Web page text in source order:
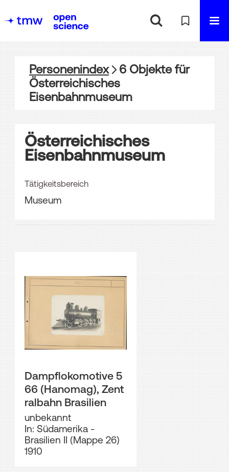
Personenindex 6 Objektefür
Österreichisches
Eisenbahnmuseum
Österreichisches
Eisenbahnmuseum
Tätigkeitsbereich
Museum
Dampflokomotive 5
66 (Hanomag), Zent
ralbahn Brasilien
unbekannt
In: Südamerika -
Brasilien II (Mappe 26)
1910